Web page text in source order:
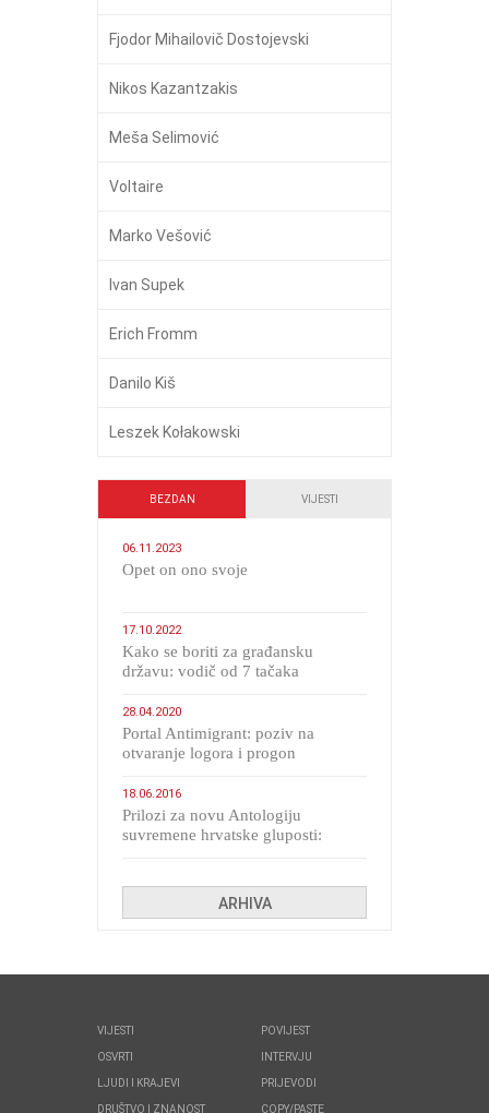
Fjodor Mihailovič Dostojevski
Nikos Kazantzakis
Meša Selimović
Voltaire
Marko Vešović
Ivan Supek
Erich Fromm
Danilo Kiš
Leszek Kołakowski
BEZDAN VIJESTI
06.11.2023
​Opet on ono svoje
17.10.2022
Kako se boriti za građansku
državu: vodič od 7 tačaka
28.04.2020
Portal Antimigrant: poziv na
otvaranje logora i progon
18.06.2016
Prilozi za novu Antologiju
suvremene hrvatske gluposti:
ARHIVA
VIJESTI
OSVRTI
LJUDI I KRAJEVI
DRUŠTVO I ZNANOST
POVIJEST
INTERVJU
PRIJEVODI
COPY/PASTE